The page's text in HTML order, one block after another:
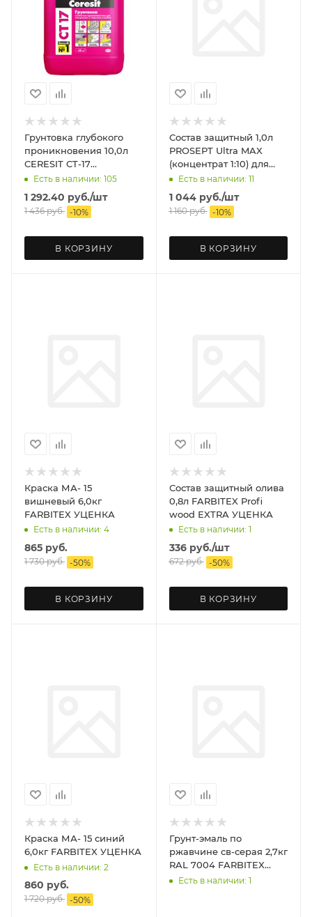
Грунтовка глубокого
проникновения 10,0л
CERESIT CT-17
морозостойкая
Есть в наличии: 105
1 292.40 руб./шт
1 436руб. -10%
В КОРЗИНУ
Состав защитный 1,0л
PROSEPT Ultra MAX
(концентрат 1:10) для
внутр и наруж работ,
невымываемый
Есть в наличии: 11
1 044руб./шт
1 160руб. -10%
В КОРЗИНУ
Краска МА- 15
вишневый 6,0кг
FARBITEX УЦЕНКА
Есть в наличии: 4
865 руб.
1 730руб. -50%
В КОРЗИНУ
Состав защитный олива
0,8л FARBITEX Profi
wood EXTRA УЦЕНКА
Есть в наличии: 1
336руб./шт
672руб. -50%
В КОРЗИНУ
Краска МА- 15 синий
6,0кг FARBITEX УЦЕНКА
Есть в наличии: 2
860 руб.
1 720руб. -50%
Грунт-эмаль по
ржавчине св-серая 2,7кг
RAL 7004 FARBITEX
УЦЕНКА
Есть в наличии: 1